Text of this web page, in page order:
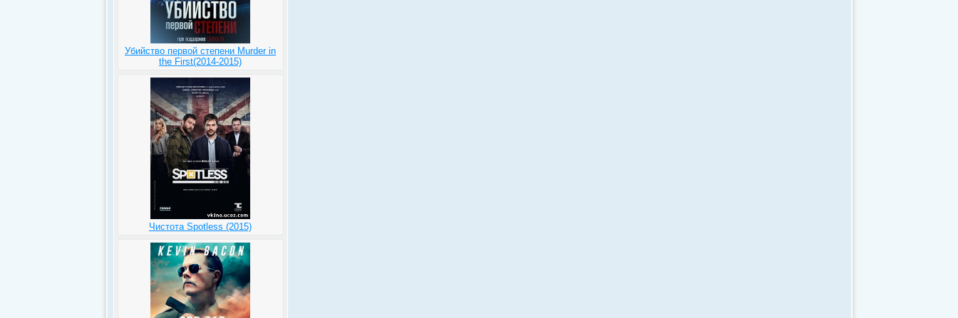
Убийство первой степени Murder in
the First(2014-2015)
Чистота Spotless (2015)